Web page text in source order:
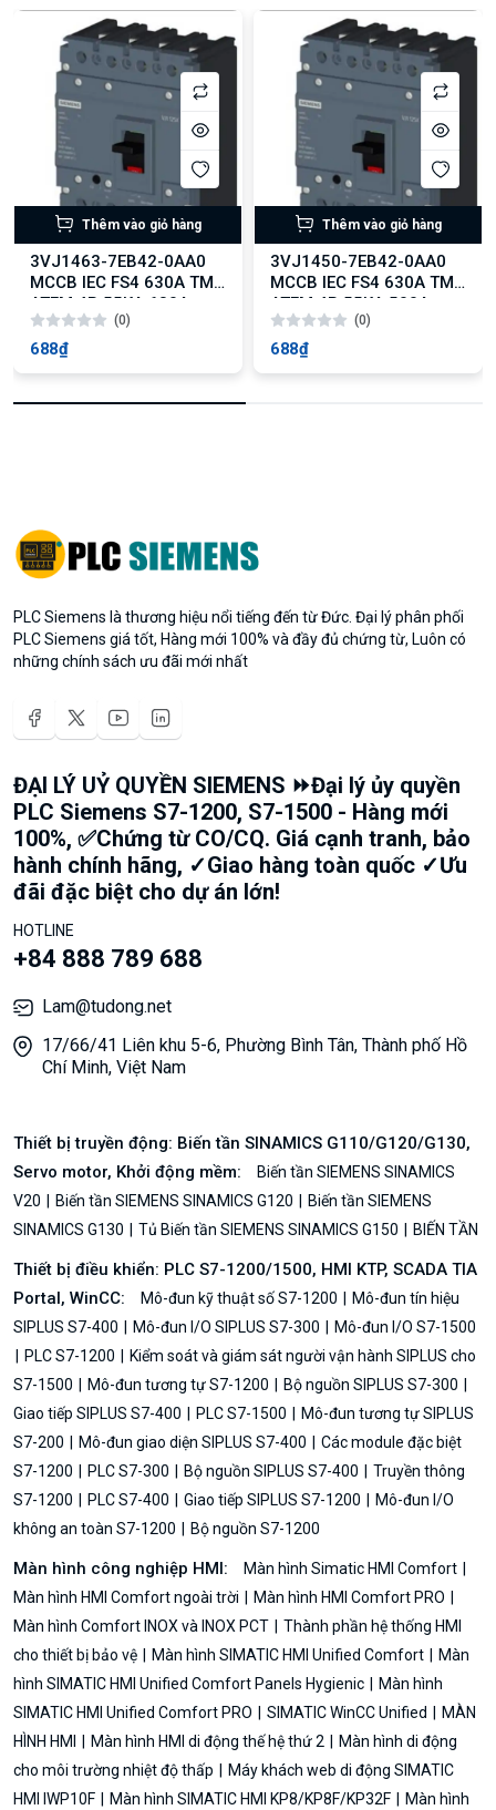
Thêm vào giỏ hàng
3VJ1463-7EB42-0AA0
MCCB IEC FS4 630A TM
ATFM 4P 55KA 630A
(0)
688₫
Thêm vào giỏ hàng
3VJ1450-7EB42-0AA0
MCCB IEC FS4 630A TM
ATFM 4P 55KA 500A
(0)
688₫
PLC Siemens là thương hiệu nổi tiếng đến từ Đức. Đại lý phân phối
PLC Siemens giá tốt, Hàng mới 100% và đầy đủ chứng từ, Luôn có
những chính sách ưu đãi mới nhất
ĐẠI LÝ UỶ QUYỀN SIEMENS ⏩Đại lý ủy quyền
PLC Siemens S7-1200, S7-1500 - Hàng mới
100%, ✅Chứng từ CO/CQ. Giá cạnh tranh, bảo
hành chính hãng, ✓Giao hàng toàn quốc ✓Ưu
đãi đặc biệt cho dự án lớn!
HOTLINE
+84 888 789 688
Lam@tudong.net
17/66/41 Liên khu 5-6, Phường Bình Tân, Thành phố Hồ
Chí Minh, Việt Nam
Thiết bị truyền động: Biến tần SINAMICS G110/G120/G130,
Servo motor, Khởi động mềm:
Biến tần SIEMENS SINAMICS
V20
Biến tần SIEMENS SINAMICS G120
Biến tần SIEMENS
SINAMICS G130
Tủ Biến tần SIEMENS SINAMICS G150 BIẾN TẦN
Thiết bị điều khiển: PLC S7-1200/1500, HMI KTP, SCADA TIA
Portal, WinCC:
Mô-đun kỹ thuật số S7-1200
Mô-đun tín hiệu
SIPLUS S7-400
Mô-đun I/O SIPLUS S7-300
Mô-đun I/O S7-1500
PLC S7-1200
Kiểm soát và giám sát người vận hành SIPLUS cho
S7-1500
Mô-đun tương tự S7-1200
Bộ nguồn SIPLUS S7-300
Giao tiếp SIPLUS S7-400
PLC S7-1500
Mô-đun tương tự SIPLUS
S7-200
Mô-đun giao diện SIPLUS S7-400
Các module đặc biệt
S7-1200
PLC S7-300 Bộ nguồn SIPLUS S7-400
Truyền thông
S7-1200
PLC S7-400 Giao tiếp SIPLUS S7-1200
Mô-đun I/O
không an toàn S7-1200
Bộ nguồn S7-1200
Màn hình công nghiệp HMI:
Màn hình Simatic HMI Comfort
Màn hình HMI Comfort ngoài trời
Màn hình HMI Comfort PRO
Màn hình Comfort INOX và INOX PCT
Thành phần hệ thống HMI
cho thiết bị bảo vệ
Màn hình SIMATIC HMI Unified Comfort
Màn
hình SIMATIC HMI Unified Comfort Panels Hygienic
Màn hình
SIMATIC HMI Unified Comfort PRO
SIMATIC WinCC Unified
MÀN
HÌNH HMI
Màn hình HMI di động thế hệ thứ 2
Màn hình di động
cho môi trường nhiệt độ thấp
Máy khách web di động SIMATIC
HMI IWP10F
Màn hình SIMATIC HMI KP8/KP8F/KP32F
Màn hình